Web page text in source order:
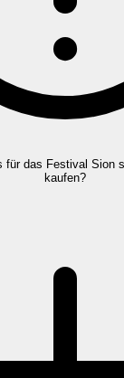
für das Festival Sion
kaufen?